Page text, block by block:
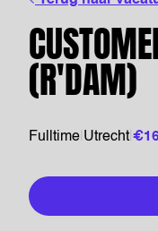
(R'DAM)
Fulltime Utrecht